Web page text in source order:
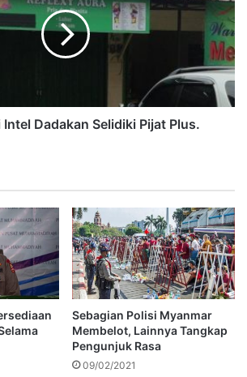
Intel Dadakan Selidiki Pijat Plus.
Sebagian Polisi Myanmar
Membelot, Lainnya Tangkap
Pengunjuk Rasa
09/02/2021